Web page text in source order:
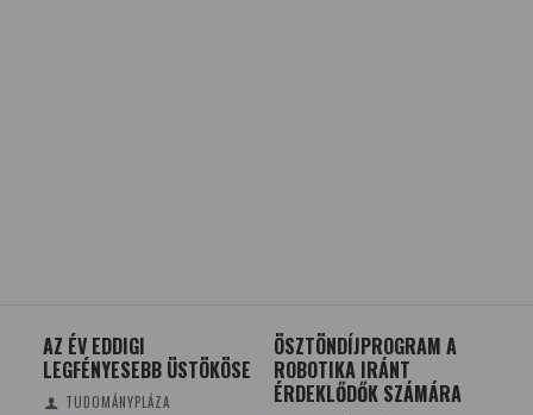
AZ ÉV EDDIGI
LEGFÉNYESEBB ÜSTÖKÖSE
TUDOMÁNYPLÁZA
ÖSZTÖNDÍJPROGRAM A
ROBOTIKA IRÁNT
ÉRDEKLŐDŐK SZÁMÁRA